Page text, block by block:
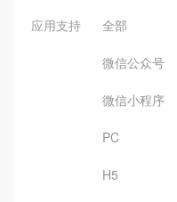
应用支持 全部
微信公众号
微信小程序
PC
H5